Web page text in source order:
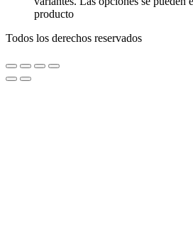
producto
Todos los derechos reservados